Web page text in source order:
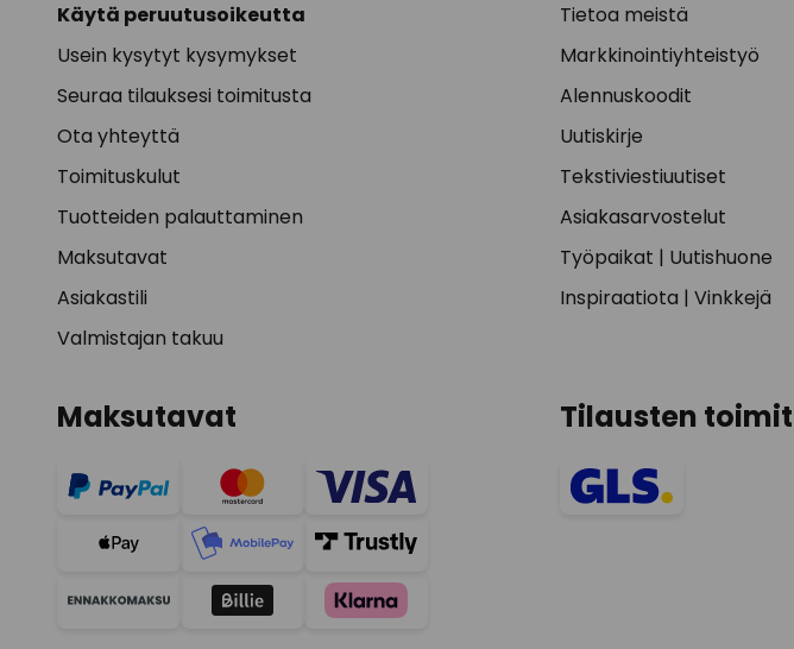
Käytä peruutusoikeutta
Usein kysytyt kysymykset
Seuraa tilauksesi toimitusta
Ota yhteyttä
Toimituskulut
Tuotteiden palauttaminen
Maksutavat
Asiakastili
Valmistajan takuu
Tietoa meistä
Markkinointiyhteistyö
Alennuskoodit
Uutiskirje
Tekstiviestiuutiset
Asiakasarvostelut
Työpaikat | Uutishuone
Inspiraatiota | Vinkkejä
Maksutavat Tilausten